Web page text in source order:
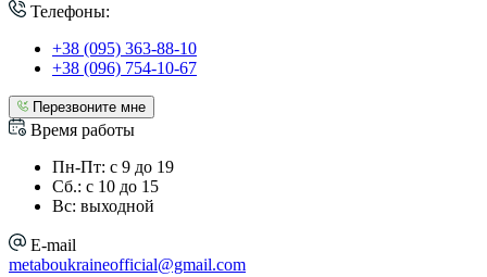
Телефоны:
+38 (095) 363-88-10
+38 (096) 754-10-67
Перезвоните мне
Время работы
Пн-Пт: с 9 до 19
Сб.: с 10 до 15
Вс: выходной
E-mail
metaboukraineofficial@gmail.com